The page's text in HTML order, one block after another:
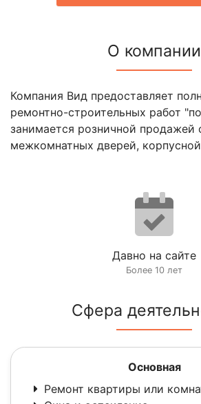
О компании
Компания Вид предоставляет
ремонтно-строительных работ
занимается розничной продажей
межкомнатных дверей,
Давно на сайте
Более 10 лет
Сфера
Основная
Ремонт квартиры или